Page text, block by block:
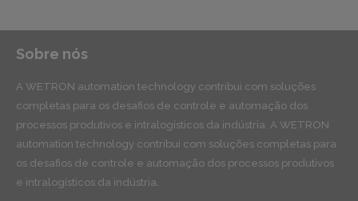
Sobre nós
A WETRON automation technology contribui com soluções
completas para os desafios de controle e automação dos
processos produtivos e intralogísticos da indústria. A WETRON
automation technology contribui com soluções completas para
os desafios de controle e automação dos processos produtivos
e intralogísticos da indústria.